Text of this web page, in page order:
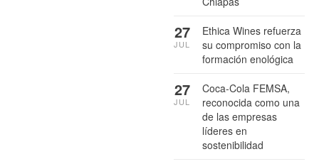
Ethica Wines refuerza
su compromiso con la
formación enológica
27
JUL
Coca-Cola FEMSA,
reconocida como una
de las empresas
líderes en
sostenibilidad
27
JUL